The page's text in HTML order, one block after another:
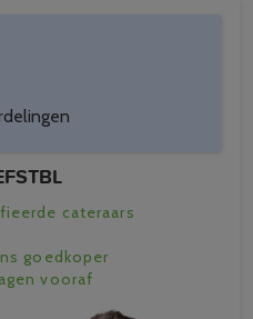
cateraars
goedkoper
vooraf